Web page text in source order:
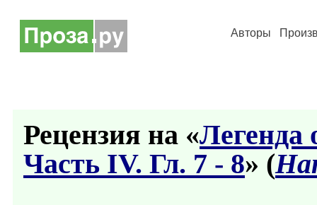
Авторы
Рецензия на «Легенда
Часть IV. Гл. 7 - 8» (